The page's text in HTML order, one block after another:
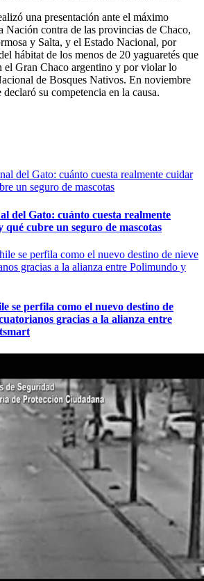
una presentación ante el máximo
Nación contra de las provincias de Chaco,
y Salta, y el Estado Nacional, por
hábitat de los menos de 20 yaguaretés que
el Gran Chaco argentino y por violar lo
de Bosques Nativos. En noviembre
su competencia en la causa.
del Gato: cuánto cuesta realmente
qué cubre un seguro de mascotas
se perfila como el nuevo destino de
gracias a la alianza entre